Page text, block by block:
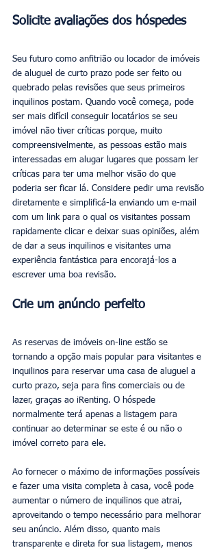
Solicite avaliações dos hóspedes
Seu futuro como anfitrião ou locador de imóveis
de aluguel de curto prazo pode ser feito ou
quebrado pelas revisões que seus primeiros
inquilinos postam. Quando você começa, pode
ser mais difícil conseguir locatários se seu
imóvel não tiver críticas porque, muito
compreensivelmente, as pessoas estão mais
interessadas em alugar lugares que possam ler
críticas para ter uma melhor visão do que
poderia ser ficar lá. Considere pedir uma revisão
diretamente e simplificá-la enviando um e-mail
com um link para o qual os visitantes possam
rapidamente clicar e deixar suas opiniões, além
de dar a seus inquilinos e visitantes uma
experiência fantástica para encorajá-los a
escrever uma boa revisão.
Crie um anúncio perfeito
As reservas de imóveis on-line estão se
tornando a opção mais popular para visitantes e
inquilinos para reservar uma casa de aluguel a
curto prazo, seja para fins comerciais ou de
lazer, graças ao iRenting. O hóspede
normalmente terá apenas a listagem para
continuar ao determinar se este é ou não o
imóvel correto para ele.
Ao fornecer o máximo de informações possíveis
e fazer uma visita completa à casa, você pode
aumentar o número de inquilinos que atrai,
aproveitando o tempo necessário para melhorar
seu anúncio. Além disso, quanto mais
transparente e direta for sua listagem, menos